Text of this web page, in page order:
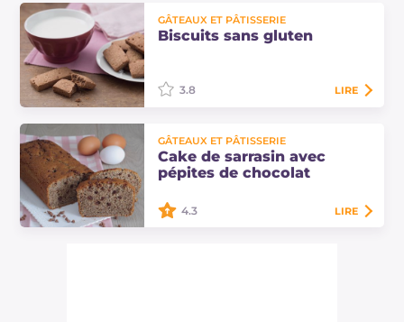
petites douceurs garnies de
confiture qui égayent le petit-
GÂTEAUX ET PÂTISSERIE
Biscuits sans gluten
de sarrasin, noix de coco et
complète sont parfaits pour
tremper dans le lait et le café, un…
3.8 LIRE
GÂTEAUX ET PÂTISSERIE
Cake de sarrasin avec
pépites de chocolat
4.3 LIRE